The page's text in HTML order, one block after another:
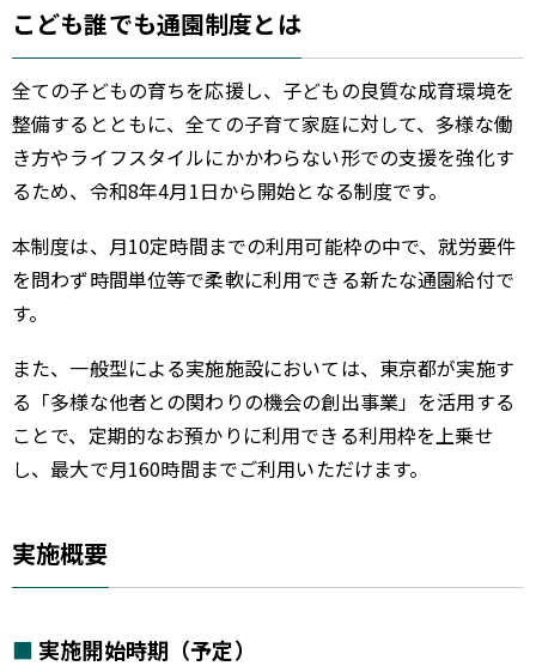
こども誰でも通園制度とは
全ての子どもの育ちを応援し、子どもの良質な成育環境を
整備するとともに、全ての子育て家庭に対して、多様な働
き方やライフスタイルにかかわらない形での支援を強化す
るため、令和8年4月1日から開始となる制度です。
本制度は、月10定時間までの利用可能枠の中で、就労要件
を問わず時間単位等で柔軟に利用できる新たな通園給付で
す。
また、一般型による実施施設においては、東京都が実施す
る「多様な他者との関わりの機会の創出事業」を活用する
ことで、定期的なお預かりに利用できる利用枠を上乗せ
し、最大で月160時間までご利用いただけます。
実施概要
実施開始時期（予定）